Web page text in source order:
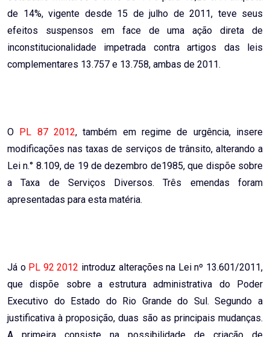
de 14%, vigente desde 15 de julho de 2011, teve seus
efeitos suspensos em face de uma ação direta de
inconstitucionalidade impetrada contra artigos das leis
complementares 13.757 e 13.758, ambas de 2011.
O PL 87 2012, também em regime de urgência, insere
modificações nas taxas de serviços de trânsito, alterando a
Lei n.° 8.109, de 19 de dezembro de1985, que dispõe sobre
a Taxa de Serviços Diversos. Três emendas foram
apresentadas para esta matéria.
Já o PL 92 2012 introduz alterações na Lei nº 13.601/2011,
que dispõe sobre a estrutura administrativa do Poder
Executivo do Estado do Rio Grande do Sul. Segundo a
justificativa à proposição, duas são as principais mudanças.